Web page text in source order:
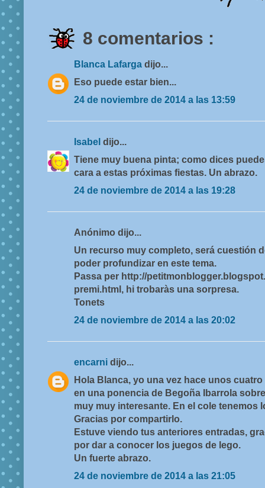
8 comentarios :
Blanca Lafarga dijo...
Eso puede estar bien...
24 de noviembre de 2014 a las 13:59
Isabel dijo...
Tiene muy buena pinta; como dices
cara a estas próximas fiestas. Un abrazo.
24 de noviembre de 2014 a las 19:28
Anónimo dijo...
Un recurso muy completo, será cuestión
poder profundizar en este tema.
Passa per http://
premi.html, hi trobaràs una sorpresa.
Tonets
24 de noviembre de 2014 a las 20:02
encarni dijo...
Hola Blanca, yo una vez hace unos
en una ponencia de Begoña Ibarrola
muy muy interesante. En el cole tenemos
Gracias por compartirlo.
Estuve viendo tus anteriores entradas,
por dar a conocer los juegos de lego.
Un fuerte abrazo.
24 de noviembre de 2014 a las 21:05